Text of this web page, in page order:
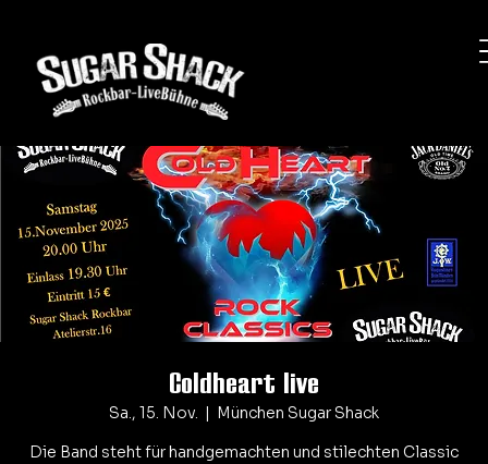
Coldheart live
Sa., 15. Nov.
München Sugar Shack
Die Band steht für handgemachten und stilechten Classic